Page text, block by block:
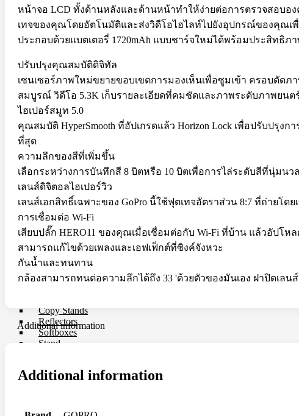
Live Streaming Device
Matte Boxes & Accessories
MIC Cable
Mic & Audio Adapter
Mixer
Parallax
Rigs
Smartphone Clamp
Shoe Mount
Voice Recorder
Windbuster & Wind Screen
Flash & Light
Continue Light
Flash
Ringlight
Studio Light
Studio BOX
Studio House Equipment
Background
Barndoors
Copy Stands
Reflectors
Softboxes
Stand
Trigger
หน้าจอ LCD ทั้งด้านหลังและด้านหน้าทำให้ง่ายต่อการตรวจสอบ
เทจของคุณโดยอัตโนมัติและส่งวิดีโอไฮไลท์ไปยังอุปกรณ์ของคุณเ
ประกอบด้วยแบตเตอรี่ 1720mAh แบบชาร์จใหม่ได้พร้อมประสิท
ปรับปรุงคุณสมบัติดิจิทัล
เซนเซอร์ภาพใหม่ขยายขอบเขตการมองเห็นเพื่อซูมเข้า ครอบตั
สมบูรณ์ วิดีโอ 5.3K เก็บรายละเอียดที่คมชัดและภาพระดับภาพยน
ไฮเปอร์สมูท 5.0
คุณสมบัติ HyperSmooth ที่อัปเกรดแล้ว Horizon Lock เพื่อปรับปรุ
ที่สุด
ความลึกของสีที่เพิ่มขึ้น
เลือกระหว่างการบันทึกสี 8 บิตหรือ 10 บิตเพื่อการไล่ระดับสีที่นุ่มน
เลนส์ดิจิตอลไฮเปอร์วิว
เลนส์เอกสิทธิ์เฉพาะของ GoPro นี้ใช้ฟุตเทจอัตราส่วน 8:7 ที่ถ่ายโ
การเชื่อมต่อ Wi-Fi
เสียบปลั๊ก HERO11 ของคุณเมื่อเชื่อมต่อกับ Wi-Fi ที่บ้าน แล้วอัป
สามารถแก้ไขด้วยเพลงและเอฟเฟ็กต์ที่ซิงค์จังหวะ
กันน้ำและทนทาน
กล้องสามารถทนต่อความลึกได้ถึง 33 'ด้วยตัวของมันเอง ฝาปิดเ
Additional information
Additional information